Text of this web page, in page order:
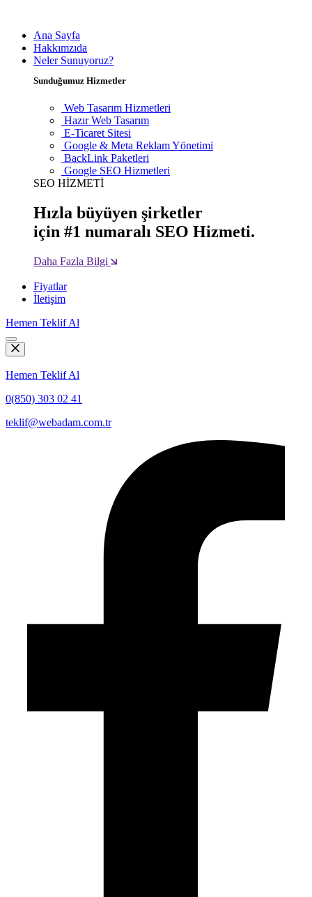
Ana Sayfa
Hakkımzıda
Neler Sunuyoruz?
Sunduğumuz Hizmetler
Web Tasarım Hizmetleri
Hazır Web Tasarım
E-Ticaret Sitesi
Google & Meta Reklam Yönetimi
BackLink Paketleri
Google SEO Hizmetleri
SEO HİZMETİ
Hızla büyüyen şirketler
için #1 numaralı SEO Hizmeti.
Daha Fazla Bilgi
Fiyatlar
İletişim
Hemen Teklif Al
Hemen Teklif Al
0(850) 303 02 41
teklif@webadam.com.tr